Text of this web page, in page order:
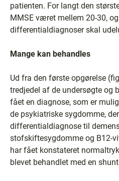
patienten. For langt den
MMSE været mellem 20-30,
differentialdiagnoser skal
Mange kan behandles
Ud fra den første opgørelse
tredjedel af de undersøgte og
fået en diagnose, som er
de psykiatriske sygdomme,
differentialdiagnose til
stofskiftesygdomme og B12-
har fået konstateret
blevet behandlet med en